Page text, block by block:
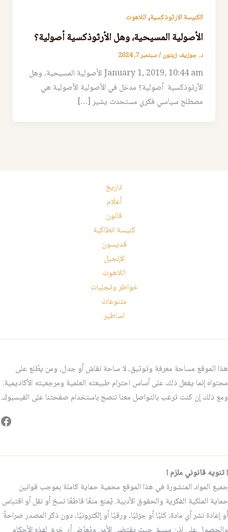
الكنيسة الارثوذكسية,اللاهوت
الأصولية المسيحية، وهل الأرثوذكسية أصولية؟
د. جوزيف زيتون/سبتمبر 7, 2024
January 1, 2019, 10:44 am الأصولية المسيحية، وهل
الأرثوذكسية أصولية؟ مدخل في الأصولية الأصولية هي
مصطلح سياسي فكري مستحدث يشير […]
تاريخ
أعلام
قانون
كنيسة انطاكية
قديسون
الإنجيل
اللاهوت
خواطر وتجليات
متنوعات
اساطير
هذا الموقع مساحة معرفة وتوثيق، لا ساحة نقاش أو جدل، ومن يطّلع على
محتواه إنما يفعل ذلك على أساس احترام طبيعته العلمية ومرجعيته الأكاديمية.
ومع ذلك إن كنت ترغب بالتواصل معنا ننصح باستخدام صفحتنا على الفيسبوك.
! تنويه قانوني ملزم !
جميع المواد المنشورة في هذا الموقع محمية حماية كاملة بموجب قوانين
حماية الملكية الفكرية والحقوق الأدبية. يُمنع منعًا قاطعًا نسخ أو نقل أو اقتباس
أو إعادة نشر أي مادة، كليًا أو جزئيًا، ورقيًا أو إلكترونيًا، دون ذكر المصدر صراحةً